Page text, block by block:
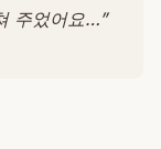
주었어요…”